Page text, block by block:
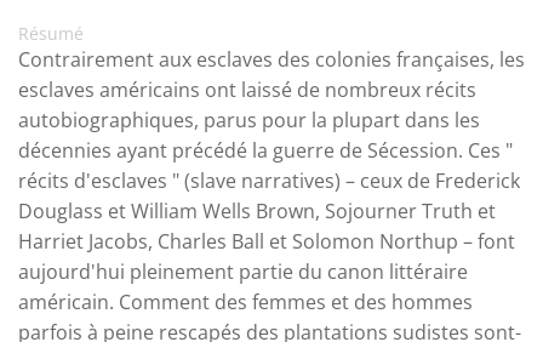
Résumé
Contrairement aux esclaves des colonies françaises, les
esclaves américains ont laissé de nombreux récits
autobiographiques, parus pour la plupart dans les
décennies ayant précédé la guerre de Sécession. Ces "
récits d'esclaves " (slave narratives) – ceux de Frederick
Douglass et William Wells Brown, Sojourner Truth et
Harriet Jacobs, Charles Ball et Solomon Northup – font
aujourd'hui pleinement partie du canon littéraire
américain. Comment des femmes et des hommes
parfois à peine rescapés des plantations sudistes sont-